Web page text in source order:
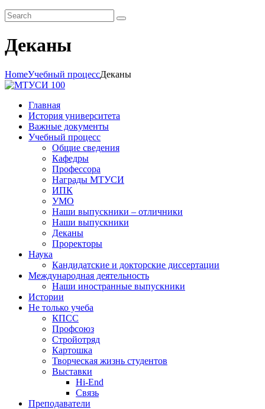
Деканы
HomeУчебный процессДеканы
Главная
История университета
Важные документы
Учебный процесс
Общие сведения
Кафедры
Профессора
Награды МТУСИ
ИПК
УМО
Наши выпускники – отличники
Наши выпускники
Деканы
Проректоры
Наука
Кандидатские и докторские диссертации
Международная деятельность
Наши иностранные выпускники
Истории
Не только учеба
КПСС
Профсоюз
Стройотряд
Картошка
Творческая жизнь студентов
Выставки
Hi-End
Связь
Преподаватели